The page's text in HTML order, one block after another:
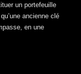
un portefeuille
ancienne clé
en une